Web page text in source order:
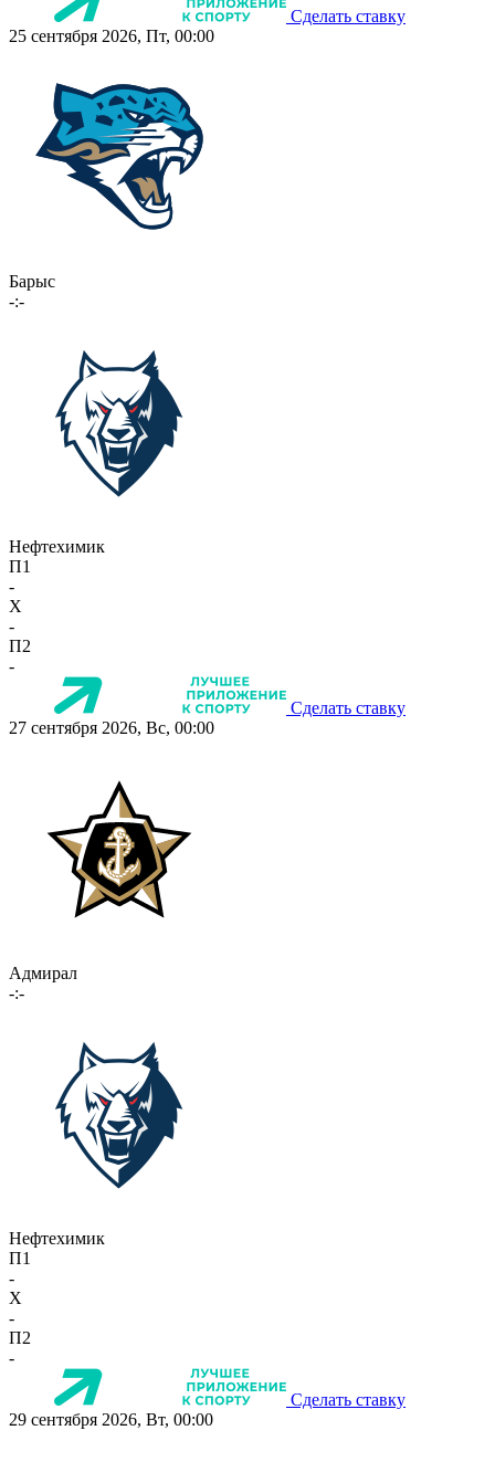
Сделать ставку
25 сентября 2026, Пт, 00:00
Барыс
-:-
Нефтехимик
П1
-
X
-
П2
-
Сделать ставку
27 сентября 2026, Вс, 00:00
Адмирал
-:-
Нефтехимик
П1
-
X
-
П2
-
Сделать ставку
29 сентября 2026, Вт, 00:00